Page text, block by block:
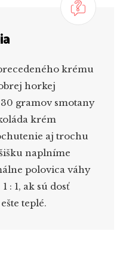
krému
horkej
gramov smotany
krém
aj trochu
naplníme
polovica váhy
: 1, ak sú dosť
teplé.